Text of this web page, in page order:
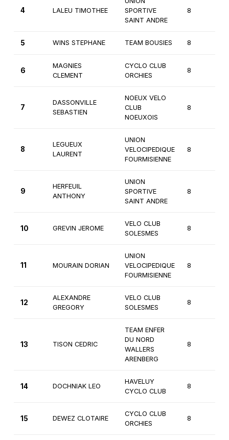
4 LALEU TIMOTHEE
SPORTIVE
SAINT ANDRE
8
5 WINS STEPHANE TEAM BOUSIES 8
6
MAGNIES
CLEMENT
CYCLO CLUB
ORCHIES
8
7
DASSONVILLE
SEBASTIEN
NOEUX VELO
CLUB
NOEUXOIS
8
8
LEGUEUX
LAURENT
UNION
VELOCIPEDIQUE
FOURMISIENNE
8
9
HERFEUIL
ANTHONY
UNION
SPORTIVE
SAINT ANDRE
8
10 GREVIN JEROME
VELO CLUB
SOLESMES
8
11 MOURAIN DORIAN
UNION
VELOCIPEDIQUE
FOURMISIENNE
8
12
ALEXANDRE
GREGORY
VELO CLUB
SOLESMES
8
13 TISON CEDRIC
TEAM ENFER
DU NORD
WALLERS
ARENBERG
8
14 DOCHNIAK LEO
HAVELUY
CYCLO CLUB
8
15 DEWEZ CLOTAIRE
CYCLO CLUB
ORCHIES
8